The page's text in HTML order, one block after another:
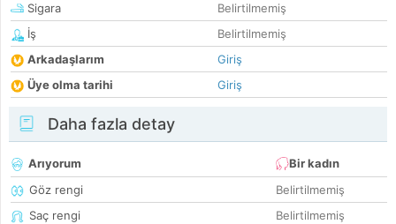
Sigara
Belirtilmemiş
İş
Belirtilmemiş
Arkadaşlarım
Giriş
Üye olma tarihi
Giriş
Daha fazla detay
Arıyorum
Bir kadın
Göz rengi
Belirtilmemiş
Saç rengi
Belirtilmemiş